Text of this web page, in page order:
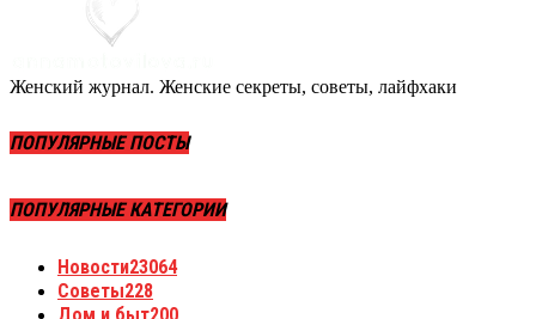
Женский журнал. Женские секреты, советы, лайфхаки
ПОПУЛЯРНЫЕ ПОСТЫ
ПОПУЛЯРНЫЕ КАТЕГОРИИ
Новости23064
Советы228